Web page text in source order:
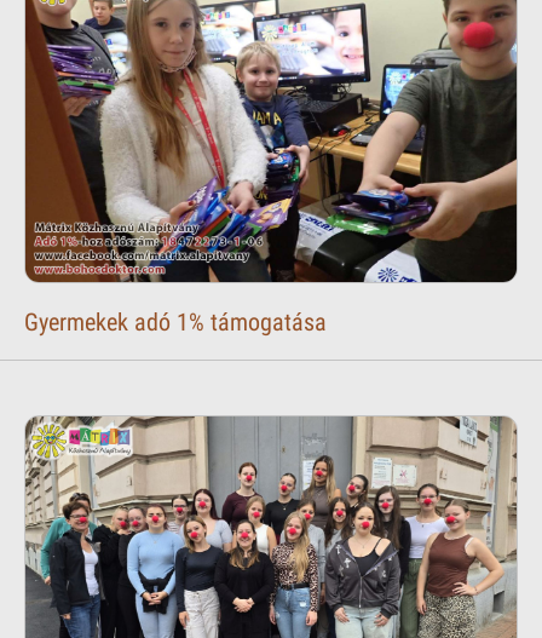
Gyermekek adó 1% támogatása